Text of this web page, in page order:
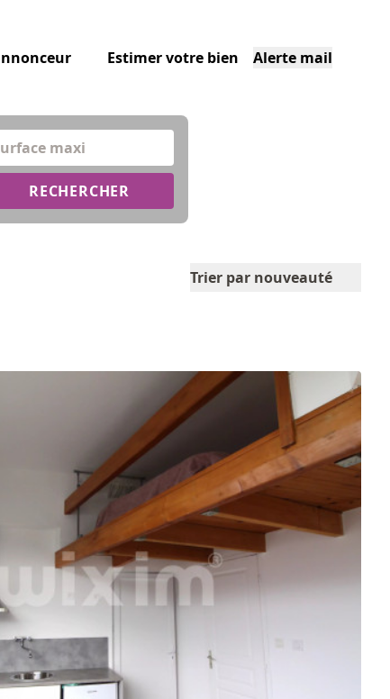
Estimer votre bien Alerte mail
maxi
RECHERCHER
Trier par nouveauté